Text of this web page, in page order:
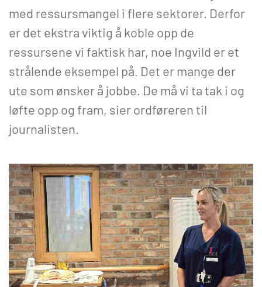
med ressursmangel i flere sektorer. Derfor
er det ekstra viktig å koble opp de
ressursene vi faktisk har, noe Ingvild er et
strålende eksempel på. Det er mange der
ute som ønsker å jobbe. De må vi ta tak i og
løfte opp og fram, sier ordføreren til
journalisten.